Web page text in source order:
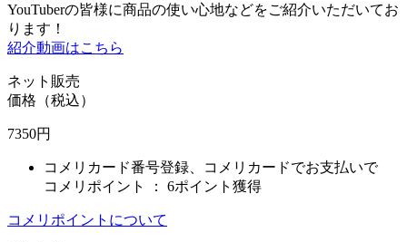
YouTuberの皆様に商品の使い心地などをご紹介いただいてお
ります！
紹介動画はこちら
ネット販売
価格（税込）
7350円
コメリカード番号登録、コメリカードでお支払いで
コメリポイント ： 6ポイント獲得
コメリポイントについて